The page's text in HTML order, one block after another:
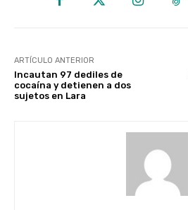
ARTÍCULO ANTERIOR
Incautan 97 dediles de
cocaína y detienen a dos
sujetos en Lara